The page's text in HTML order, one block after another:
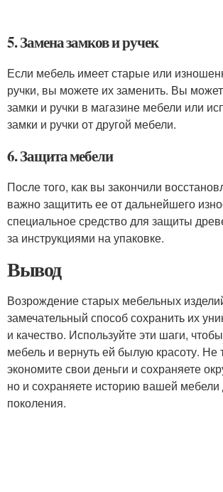
5. Замена замков и ручек
Если мебель имеет старые или
ручки, вы можете их заменить. Вы
замки и ручки в магазине мебели или
замки и ручки от другой мебели.
6. Защита мебели
После того, как вы закончили
важно защитить ее от дальнейшего
специальное средство для защиты
за инструкциями на упаковке.
Вывод
Возрождение старых мебельных
замечательный способ сохранить их
и качество. Используйте эти шаги,
мебель и вернуть ей былую красоту. Не
экономите свои деньги и сохраняете
но и сохраняете историю вашей
поколения.